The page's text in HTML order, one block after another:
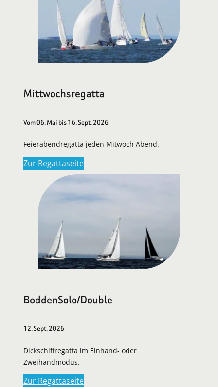
Mittwochsregatta
Vom 06. Mai bis 16. Sept. 2026
Feierabendregatta jeden Mitwoch Abend.
Zur Regattaseite
BoddenSolo/Double
12. Sept. 2026
Dickschiffregatta im Einhand- oder
Zweihandmodus.
Zur Regattaseite